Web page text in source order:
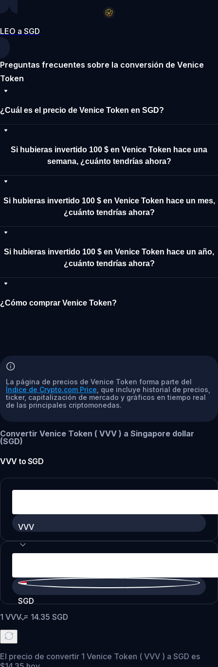
LEO a SGD
Preguntas frecuentes sobre la conversión de Venice
Token
¿Cuál es el precio de Venice Token en SGD?
Si hubieras invertido 100 $ en Venice Token hace una
semana, ¿cuánto tendrías ahora?
Si hubieras invertido 100 $ en Venice Token hace un mes,
¿cuánto tendrías ahora?
Si hubieras invertido 100 $ en Venice Token hace un año,
¿cuánto tendrías ahora?
¿Cómo comprar Venice Token?
La página de precios de Venice Token forma parte del
Índice de Crypto.com Price , que incluye historial de precios,
ticker, capitalización de mercado y gráficos en tiempo real
de las principales criptomonedas.
Convertir Venice Token ( VVV ) a Singapore dollar
(SGD)
VVVto SGD
VVV
SGD
1 VVV= 14.35 SGD
El precio de convertir 1 Venice Token ( VVV ) a SGD es